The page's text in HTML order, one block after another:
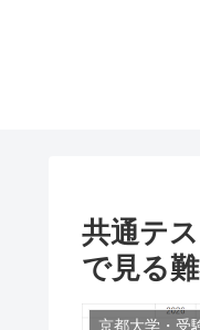
共通テ
で見る
京都大学・受